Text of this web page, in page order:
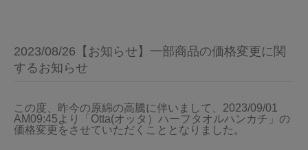
刺繍について
2023/08/26【お知らせ】一部商品の価格変更に関
するお知らせ
この度、昨今の原綿の高騰に伴いまして、2023/09/01
AM09:45より「Otta(オッタ）ハーフタオルハンカチ」の
価格変更をさせていただくこととなりました。